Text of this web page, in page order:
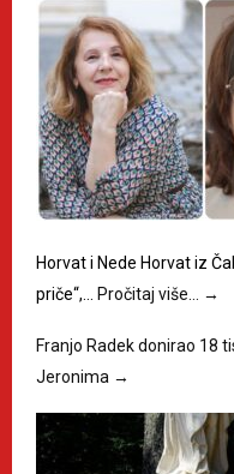
Horvat i Nede Horvat iz
priče“,… Pročitaj više… →
Franjo Radek donirao 18
Jeronima →